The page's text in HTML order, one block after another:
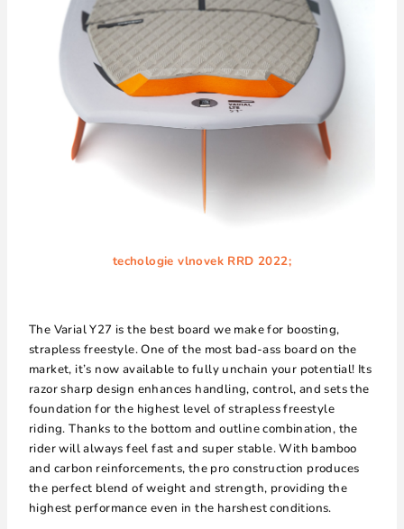
techologie vlnovek RRD 2022;
The Varial Y27 is the best board we make for boosting,
strapless freestyle. One of the most bad-ass board on the
market, it’s now available to fully unchain your potential! Its
razor sharp design enhances handling, control, and sets the
foundation for the highest level of strapless freestyle
riding. Thanks to the bottom and outline combination, the
rider will always feel fast and super stable. With bamboo
and carbon reinforcements, the pro construction produces
the perfect blend of weight and strength, providing the
highest performance even in the harshest conditions.